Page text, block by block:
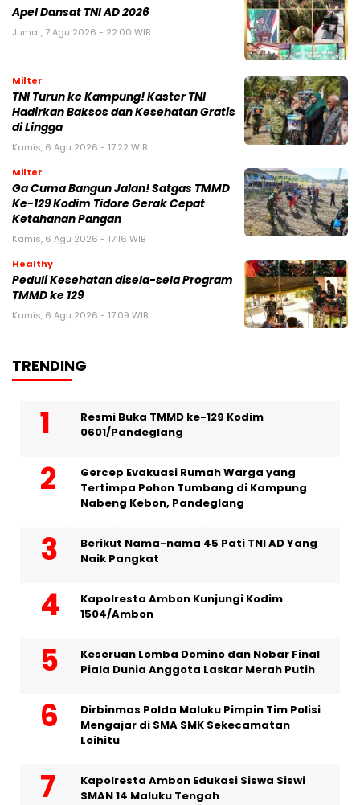
Apel Dansat TNI AD 2026
Jumat, 7 Agu 2026 - 22:00 WIB
Milter
TNI Turun ke Kampung! Kaster TNI
Hadirkan Baksos dan Kesehatan Gratis
di Lingga
Kamis, 6 Agu 2026 - 17:22 WIB
Milter
Ga Cuma Bangun Jalan! Satgas TMMD
Ke-129 Kodim Tidore Gerak Cepat
Ketahanan Pangan
Kamis, 6 Agu 2026 - 17:16 WIB
Healthy
Peduli Kesehatan disela-sela Program
TMMD ke 129
Kamis, 6 Agu 2026 - 17:09 WIB
TRENDING
Resmi Buka TMMD ke-129 Kodim
0601/Pandeglang
Gercep Evakuasi Rumah Warga yang
Tertimpa Pohon Tumbang di Kampung
Nabeng Kebon, Pandeglang
Berikut Nama-nama 45 Pati TNI AD Yang
Naik Pangkat
Kapolresta Ambon Kunjungi Kodim
1504/Ambon
Keseruan Lomba Domino dan Nobar Final
Piala Dunia Anggota Laskar Merah Putih
Dirbinmas Polda Maluku Pimpin Tim Polisi
Mengajar di SMA SMK Sekecamatan
Leihitu
Kapolresta Ambon Edukasi Siswa Siswi
SMAN 14 Maluku Tengah